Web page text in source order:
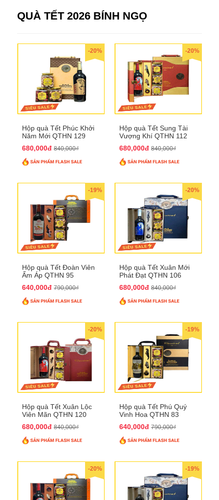
QUÀ TẾT 2026 BÍNH NGỌ
-20%
Hộp quà Tết Phúc Khởi
Năm Mới QTHN 129
680,000đ 840,000₫
-20%
Hộp quà Tết Sung Tài
Vượng Khí QTHN 112
680,000đ 840,000₫
-19%
Hộp quà Tết Đoàn Viên
Ấm Áp QTHN 95
640,000đ 790,000₫
-20%
Hộp quà Tết Xuân Mới
Phát Đạt QTHN 106
680,000đ 840,000₫
-20%
Hộp quà Tết Xuân Lộc
Viên Mãn QTHN 120
680,000đ 840,000₫
-19%
Hộp quà Tết Phú Quý
Vinh Hoa QTHN 83
640,000đ 790,000₫
-20% -19%